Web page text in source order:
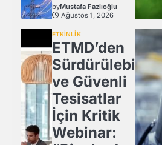
byMustafa Fazlıoğlu
Ağustos 1, 2026
ETKİNLİK
ETMD’den
Sürdürülebilir
ve Güvenli
Tesisatlar
İçin Kritik
Webinar: